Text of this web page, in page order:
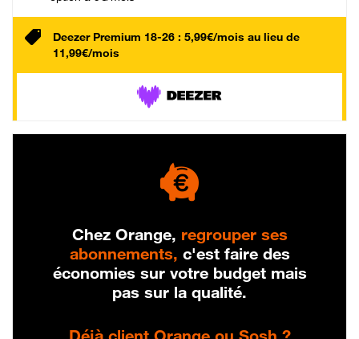
Deezer Premium 18-26 : 5,99€/mois au lieu de
11,99€/mois
Chez Orange, regrouper ses
abonnements, c'est faire des
économies sur votre budget mais
pas sur la qualité.